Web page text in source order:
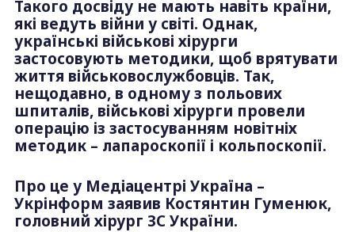
Такого досвіду не мають навіть країни,
які ведуть війни у світі. Однак,
українські військові хірурги
застосовують методики, щоб врятувати
життя військовослужбовців. Так,
нещодавно, в одному з польових
шпиталів, військові хірурги провели
операцію із застосуванням новітніх
методик – лапароскопії і кольпоскопії.
Про це у Медіацентрі Україна –
Укрінформ заявив Костянтин Гуменюк,
головний хірург ЗС України.